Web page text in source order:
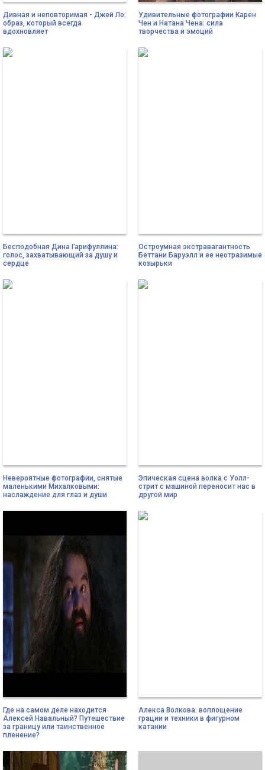
Дивная и неповторимая - Джей Ло:
образ, который всегда
вдохновляет
Удивительные фотографии Карен
Чен и Натана Чена: сила
творчества и эмоций
Бесподобная Дина Гарифуллина:
голос, захватывающий за душу и
сердце
Остроумная экстравагантность
Беттани Баруэлл и ее неотразимые
козырьки
Невероятные фотографии, снятые
маленькими Михалковыми:
наслаждение для глаз и души
Эпическая сцена волка с Уолл-
стрит с машиной переносит нас в
другой мир
Где на самом деле находится
Алексей Навальный? Путешествие
за границу или таинственное
пленение?
Алекса Волкова: воплощение
грации и техники в фигурном
катании